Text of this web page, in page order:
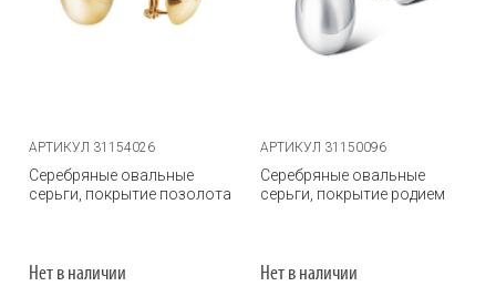
АРТИКУЛ 31154026
Серебряные овальные
серьги, покрытие позолота
Нет в наличии
АРТИКУЛ 31150096
Серебряные овальные
серьги, покрытие родием
Нет в наличии